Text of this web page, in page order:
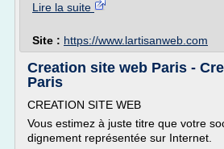
Lire la suite
Site : https://www.lartisanweb.com
Creation site web Paris -
Paris
CREATION SITE WEB
Vous estimez à juste titre que votre
dignement représentée sur Internet.